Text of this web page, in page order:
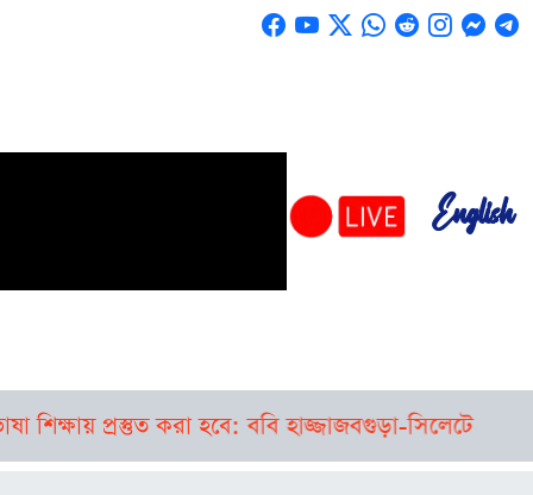
English
প্রস্তুত করা হবে: ববি হাজ্জাজবগুড়া-সিলেটে পৃথক